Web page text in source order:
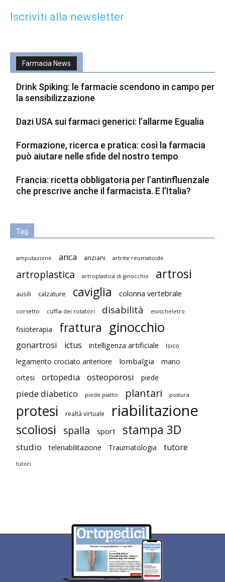
Iscriviti alla newsletter
Farmacia News
Drink Spiking: le farmacie scendono in campo per
la sensibilizzazione
Dazi USA sui farmaci generici: l’allarme Egualia
Formazione, ricerca e pratica: così la farmacia
può aiutare nelle sfide del nostro tempo
Francia: ricetta obbligatoria per l’antinfluenzale
che prescrive anche il farmacista. E l’Italia?
Tag
amputazione anca anziani artrite reumatoide
artroplastica artroplastica di ginocchio artrosi
ausili calzature caviglia colonna vertebrale
corsetto cuffia dei rotatori disabilità esoscheletro
fisioterapia frattura ginocchio
gonartrosi ictus intelligenza artificiale Isico
legamento crociato anteriore lombalgia
mano
ortesi
ortopedia osteoporosi piede
piede diabetico piede piatto plantari postura
protesi realtà virtuale riabilitazione
scoliosi spalla sport stampa 3D
studio teleriabilitazione Traumatologia tutore
tutori